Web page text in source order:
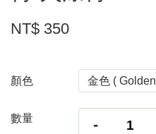
NT$ 350
顏色 金色 (
數量 -